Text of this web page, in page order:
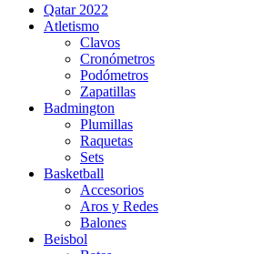
Qatar 2022
Atletismo
Clavos
Cronómetros
Podómetros
Zapatillas
Badmington
Plumillas
Raquetas
Sets
Basketball
Accesorios
Aros y Redes
Balones
Beisbol